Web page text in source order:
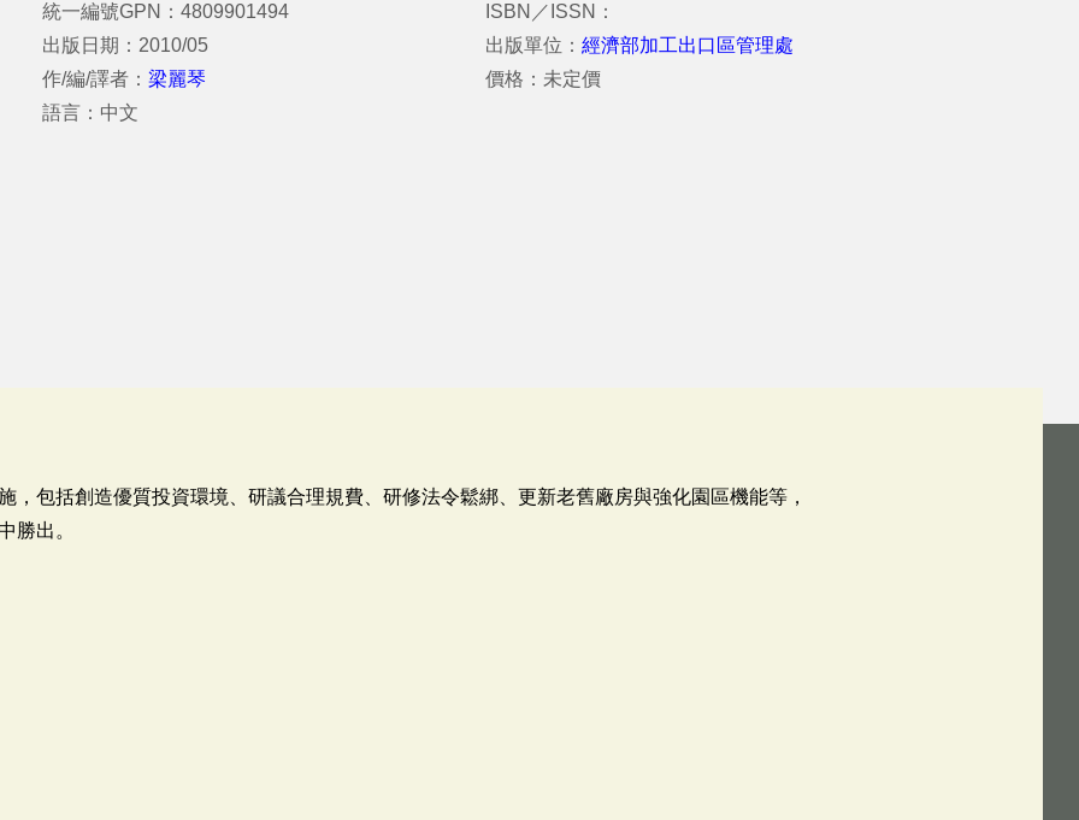
統一編號GPN：4809901494
出版日期：2010/05
作/編/譯者： 梁麗琴
語言：中文
ISBN／ISSN：
出版單位：經濟部加工出口區管理處
價格：未定價
，包括創造優質投資環境、研議合理規費、研修法令鬆綁、更新老舊廠房與強化園區機能等，
勝出。